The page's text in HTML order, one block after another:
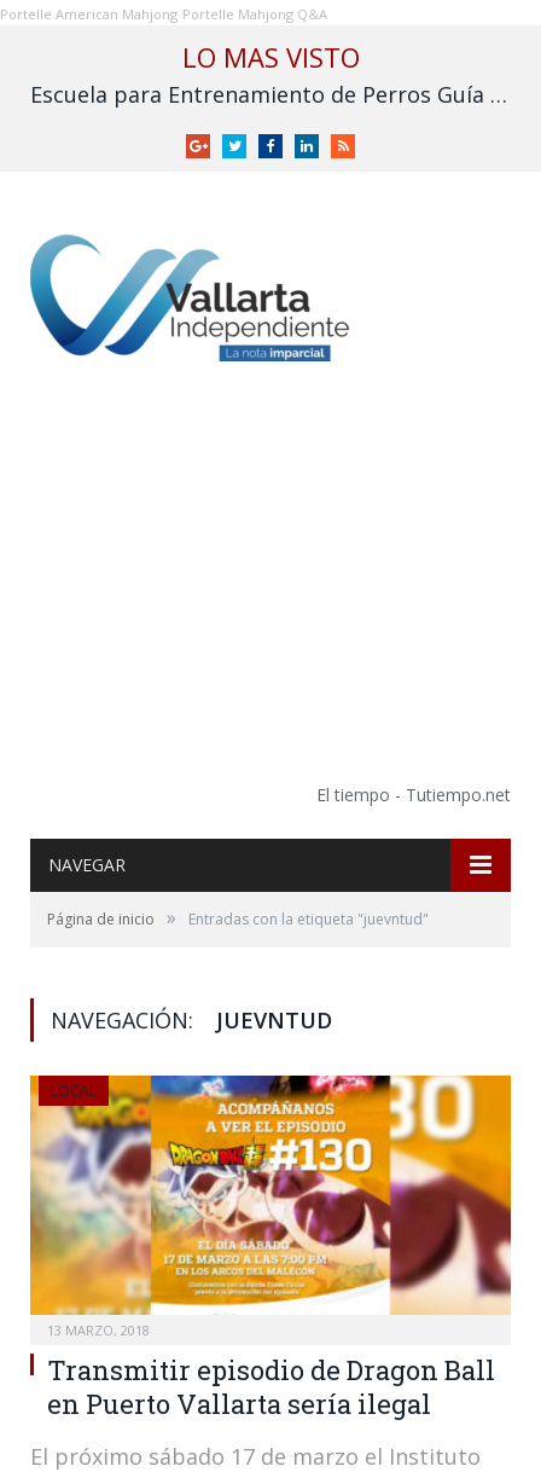
Portelle American Mahjong Portelle Mahjong Q&A
LO MAS VISTO
Escuela para Entrenamiento de Perros Guía para Ciegos I.A.P. solicita apoyo para no cerrar
GoogleTwitterFacebookLinkedInRSS
El tiempo - Tutiempo.net
NAVEGAR
Página de inicio » Entradas con la etiqueta "juevntud"
NAVEGACIÓN: JUEVNTUD
LOCAL
13 MARZO, 2018
Transmitir episodio de Dragon Ball
en Puerto Vallarta sería ilegal
El próximo sábado 17 de marzo el Instituto